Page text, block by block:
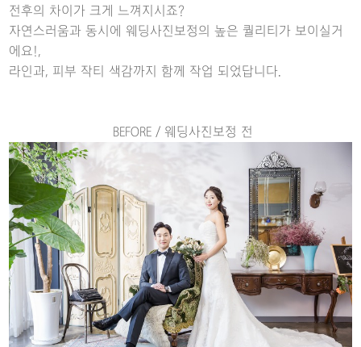
전후의 차이가 크게 느껴지시죠?
자연스러움과 동시에 웨딩사진보정의 높은 퀄리티가 보이실거
에요!,
라인과, 피부 작티 색감까지 함께 작업 되었답니다.
BEFORE / 웨딩사진보정 전